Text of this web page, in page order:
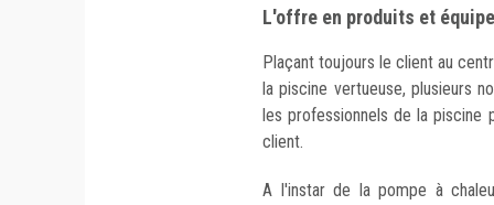
L'offre en produits et
Plaçant toujours le client au
la piscine vertueuse, plusieurs
les professionnels de la
client.
A l'instar de la pompe à